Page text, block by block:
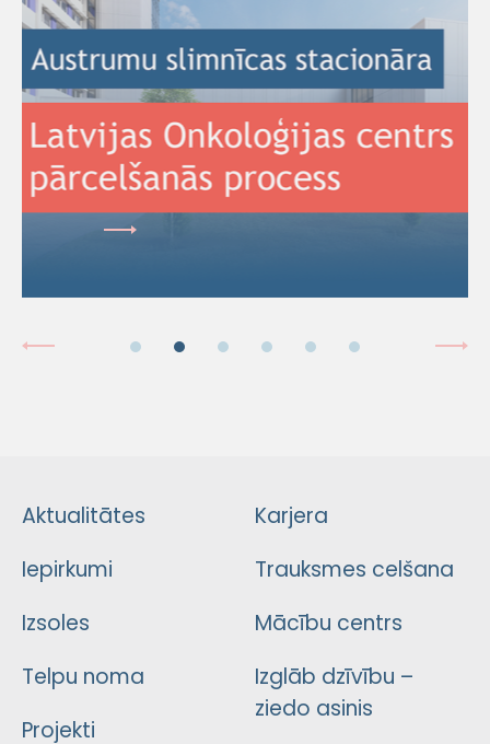
Aktualitātes
Iepirkumi
Izsoles
Telpu noma
Projekti
Karjera
Trauksmes celšana
Mācību centrs
Izglāb dzīvību –
ziedo asinis